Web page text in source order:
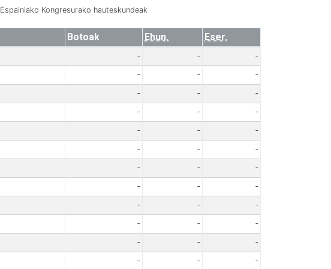
Espainiako Kongresurako hauteskundeak
Botoak Ehun.
Eser.
- -
-
- -
-
- -
-
- -
-
- -
-
- -
-
- -
-
- -
-
- -
-
- -
-
- -
-
- -
-